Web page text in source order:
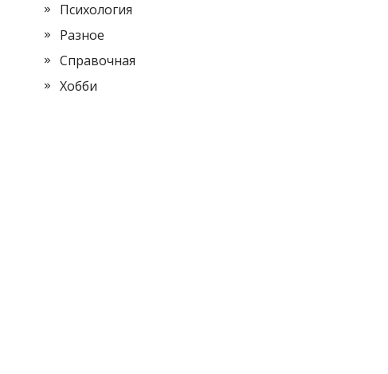
Психология
Разное
Справочная
Хобби